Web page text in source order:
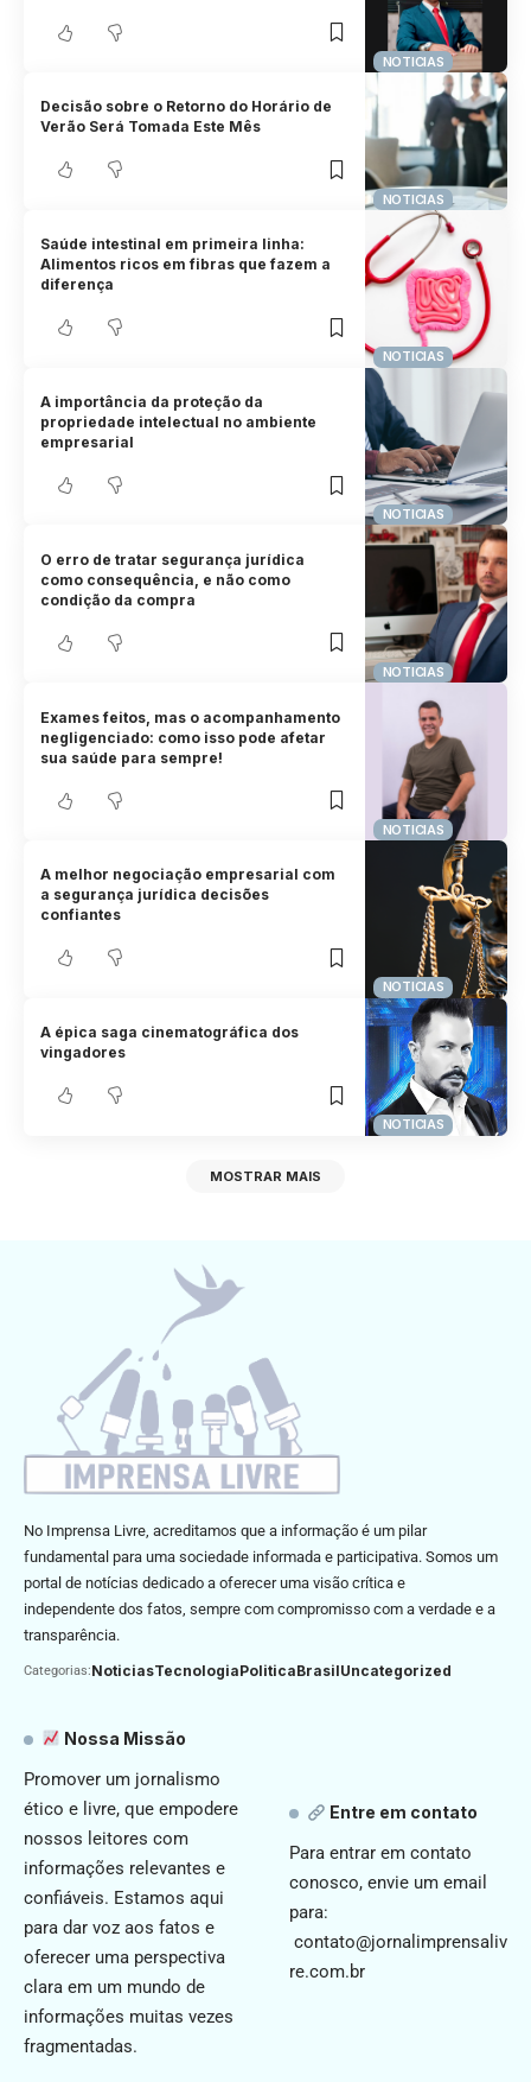
NOTICIAS
NOTICIAS
Decisão sobre o Retorno do Horário de
Verão Será Tomada Este Mês
NOTICIAS
Saúde intestinal em primeira linha:
Alimentos ricos em fibras que fazem a
diferença
NOTICIAS
A importância da proteção da
propriedade intelectual no ambiente
empresarial
NOTICIAS
O erro de tratar segurança jurídica
como consequência, e não como
condição da compra
NOTICIAS
Exames feitos, mas o acompanhamento
negligenciado: como isso pode afetar
sua saúde para sempre!
NOTICIAS
A melhor negociação empresarial com
a segurança jurídica decisões
confiantes
NOTICIAS
A épica saga cinematográfica dos
vingadores
MOSTRAR MAIS
No Imprensa Livre, acreditamos que a informação é um pilar
fundamental para uma sociedade informada e participativa. Somos um
portal de notícias dedicado a oferecer uma visão crítica e
independente dos fatos, sempre com compromisso com a verdade e a
transparência.
Categorias:NoticiasTecnologiaPoliticaBrasilUncategorized
Nossa Missão
Promover um jornalismo
ético e livre, que empodere
nossos leitores com
informações relevantes e
confiáveis. Estamos aqui
para dar voz aos fatos e
oferecer uma perspectiva
clara em um mundo de
informações muitas vezes
fragmentadas.
Entre em contato
Para entrar em contato
conosco, envie um email
para:
contato@jornalimprensaliv
re.com.br